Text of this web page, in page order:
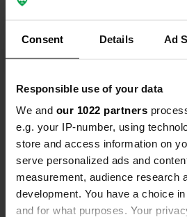
Consent Details Ad
Responsible use of your data
We and our 1022 partners
e.g. your IP-number, using
store and access information on
serve personalized ads and
measurement, audience research
development. You have a choice
and for what purposes. Your
tutti i posti per il campeggio
fortuna, si è liberato un posto
abbiamo potuto parcheggiare. Si
scopre che il 15 maggio è il
della festa di San Isidro, con
festeggiamenti nel parco che
possono durare diversi giorni.
le auto erano parcheggiate tra i
camper.
Sei stato qui?